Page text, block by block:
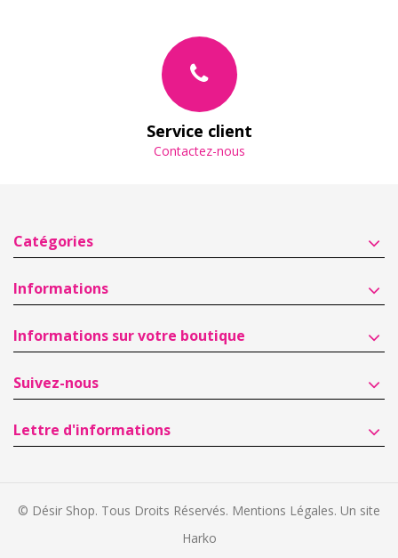
Service client
Contactez-nous
Catégories
Informations
Informations sur votre boutique
Suivez-nous
Lettre d'informations
© Désir Shop. Tous Droits Réservés. Mentions Légales. Un site
Harko